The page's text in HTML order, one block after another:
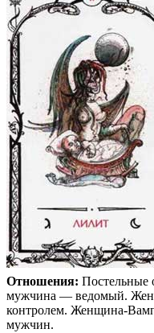
Отношения: Постельные
мужчина — ведомый.
контролем. Женщина-
мужчин.